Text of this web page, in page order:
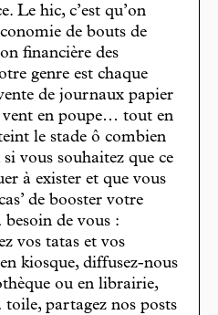
Le hic, c’est qu’on
de bouts de
financière des
genre est chaque
de journaux papier
vent en poupe… tout en
le stade ô combien
vous souhaitez que ce
à exister et que vous
de booster votre
de vous :
vos tatas et vos
kiosque, diffusez-nous
ou en librairie,
partagez nos posts